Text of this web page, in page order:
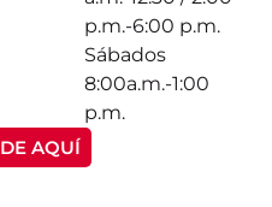
p.m.-6:00 p.m.
Sábados
8:00a.m.-1:00
p.m.
AQUÍ